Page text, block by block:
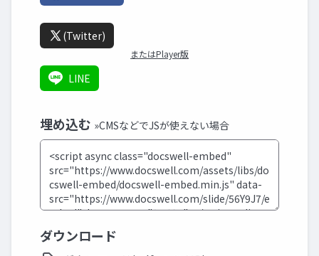
(Twitter)
またはPlayer版
LINE
埋め込む »CMSなどでJSが使えない場合
ダウンロード